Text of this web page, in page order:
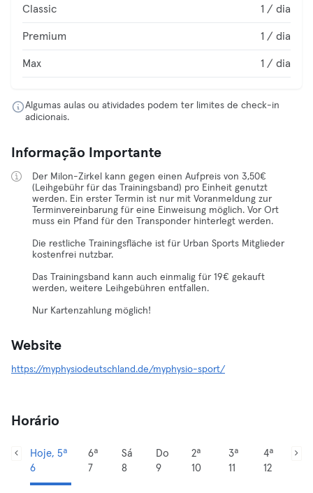
Classic 1 / dia
Premium 1 / dia
Max 1 / dia
Algumas aulas ou atividades podem ter limites de check-in
adicionais.
Informação Importante
Der Milon-Zirkel kann gegen einen Aufpreis von 3,50€
(Leihgebühr für das Trainingsband) pro Einheit genutzt
werden. Ein erster Termin ist nur mit Voranmeldung zur
Terminvereinbarung für eine Einweisung möglich. Vor Ort
muss ein Pfand für den Transponder hinterlegt werden.
Die restliche Trainingsfläche ist für Urban Sports Mitglieder
kostenfrei nutzbar.
Das Trainingsband kann auch einmalig für 19€ gekauft
werden, weitere Leihgebühren entfallen.
Nur Kartenzahlung möglich!
Website
https://myphysiodeutschland.de/myphysio-sport/
Horário
Hoje, 5ª
6
6ª
7
Sá
8
Do
9
2ª
10
3ª
11
4ª
12